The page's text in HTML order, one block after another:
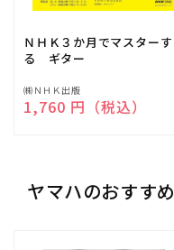
ＮＨＫ３か月でマスターす
る ギター
販
売
㈱ＮＨＫ出版
通常価格
1,760 円（税込）
ヤマハのおすすめ